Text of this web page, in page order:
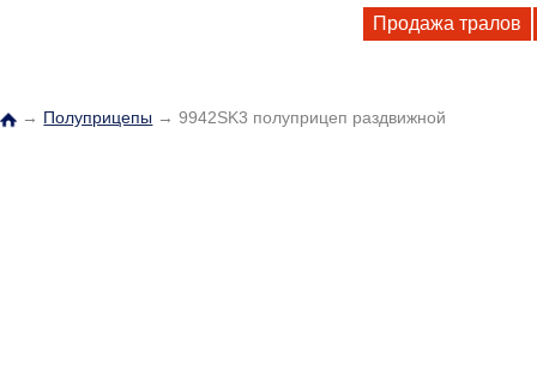
Продажа тралов
Главная
→ Полуприцепы → 9942SK3 полуприцеп раздвижной